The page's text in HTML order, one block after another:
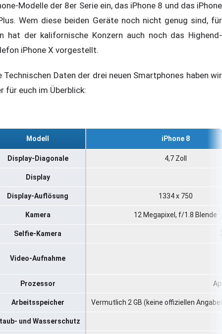
Modelle der 8er Serie ein, das iPhone 8 und das iPhone
Wem diese beiden Geräte noch nicht genug sind, für
hat der kalifornische Konzern auch noch das Highend-
iPhone X vorgestellt.
Technischen Daten der drei neuen Smartphones haben wir
für euch im Überblick:
Modell iPhone 8
Display-Diagonale 4,7 Zoll
Display
Display-Auflösung 1334 x 750
Kamera 12 Megapixel, f/1.8 Blende
Selfie-Kamera
Video-Aufnahme
Prozessor
Arbeitsspeicher Vermutlich 2 GB (keine offiziellen
und Wasserschutz